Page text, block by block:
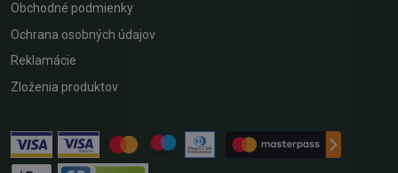
Obchodné podmienky
Ochrana osobných údajov
Reklamácie
Zloženia produktov